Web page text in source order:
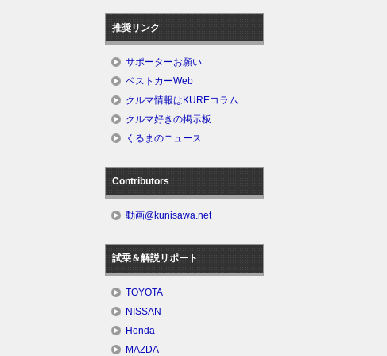
推奨リンク
サポーターお願い
ベストカーWeb
クルマ情報はKUREコラム
クルマ好きの掲示板
くるまのニュース
Contributors
動画@kunisawa.net
試乗＆解説リポート
TOYOTA
NISSAN
Honda
MAZDA